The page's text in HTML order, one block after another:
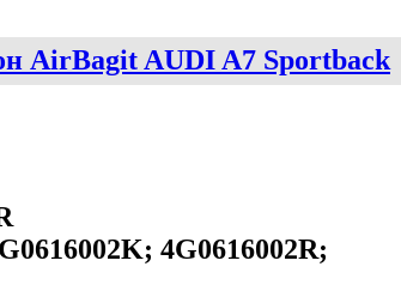
AirBagit AUDI A7 Sportback
4G0616002R;